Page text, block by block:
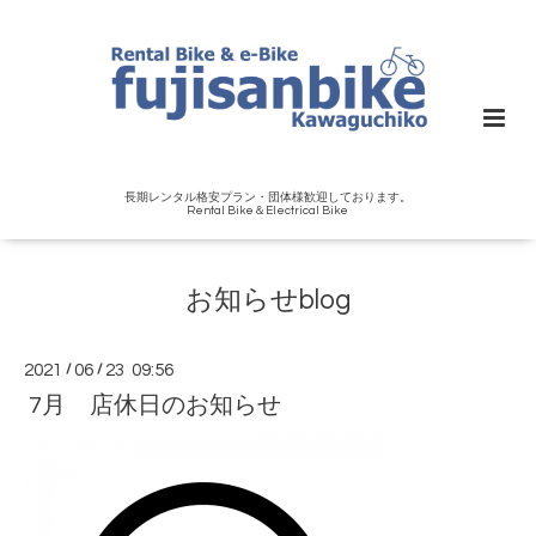
長期レンタル格安プラン・団体様歓迎しております。
Rental Bike＆Electrical Bike
お知らせblog
2021 /06 / 23 09:56
7月 店休日のお知らせ